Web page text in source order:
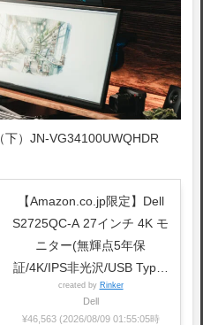
下）JN-VG34100UWQHDR
【Amazon.co.jp限定】Dell
S2725QC-A 27インチ 4K モ
ニター(無輝点5年保
証/4K/IPS非光沢/USB Type-
Cx1,HDMIx2/sRGB
99%/4ms,120Hz/FreeSync
created by Rinker
Dell
¥46,563 (2026/08/09 01:55:05時